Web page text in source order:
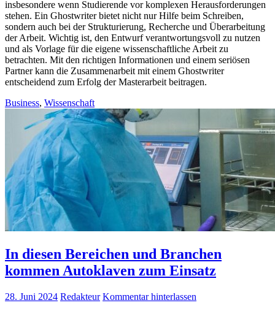
insbesondere wenn Studierende vor komplexen Herausforderungen
stehen. Ein Ghostwriter bietet nicht nur Hilfe beim Schreiben,
sondern auch bei der Strukturierung, Recherche und Überarbeitung
der Arbeit. Wichtig ist, den Entwurf verantwortungsvoll zu nutzen
und als Vorlage für die eigene wissenschaftliche Arbeit zu
betrachten. Mit den richtigen Informationen und einem seriösen
Partner kann die Zusammenarbeit mit einem Ghostwriter
entscheidend zum Erfolg der Masterarbeit beitragen.
Business, Wissenschaft
In diesen Bereichen und Branchen
kommen Autoklaven zum Einsatz
28. Juni 2024 Redakteur Kommentar hinterlassen